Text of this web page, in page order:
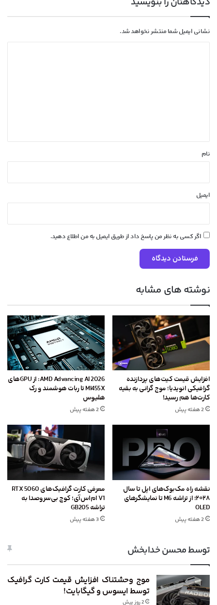
نشانی ایمیل شما منتشر نخواهد شد.
نام
ایمیل
اگر کسی به نظر من پاسخ داد از طریق ایمیل به من اطلاع دهید.
نوشته های مشابه
افزایش قیمت کیت‌های پردازنده
گرافیکی انویدیا؛ موج گرانی به بقیه
کارت‌ها هم رسید!
2 هفته پیش
AMD Advancing AI 2026: از GPU‌های
MI455X تا ربات هوشمند و رک
هلیوس
2 هفته پیش
نقشه راه مک‌بوک‌های اپل تا سال
۲۰۲۸؛ از تراشه M6 تا نمایشگرهای
OLED
2 هفته پیش
معرفی کارت گرافیک‌های RTX 5060
V1 ام‌اس‌آی؛ کوچ بی‌سروصدا به
تراشه GB205
3 هفته پیش
توسط محسن خدابخش
موج وحشتناک افزایش قیمت کارت گرافیک
توسط ایسوس و گیگابایت!
2 روز پیش